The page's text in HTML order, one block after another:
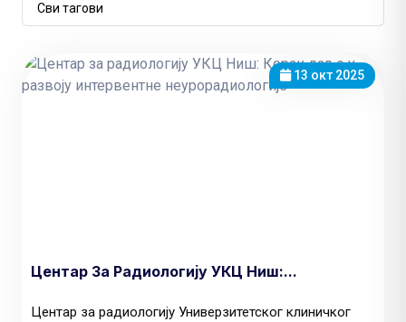
Сви тагови
13 окт 2025
Центар За Радиологију УКЦ Ниш:...
Центар за радиологију Универзитетског клиничког